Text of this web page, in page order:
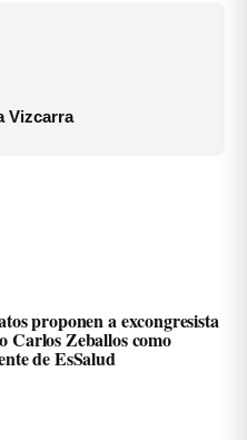
Vizcarra
proponen a excongresista
Carlos Zeballos como
de EsSalud